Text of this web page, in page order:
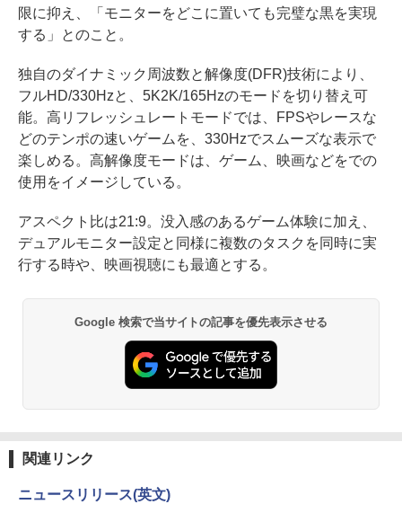
限に抑え、「モニターをどこに置いても完璧な黒を実現
する」とのこと。
独自のダイナミック周波数と解像度(DFR)技術により、
フルHD/330Hzと、5K2K/165Hzのモードを切り替え可
能。高リフレッシュレートモードでは、FPSやレースな
どのテンポの速いゲームを、330Hzでスムーズな表示で
楽しめる。高解像度モードは、ゲーム、映画などをでの
使用をイメージしている。
アスペクト比は21:9。没入感のあるゲーム体験に加え、
デュアルモニター設定と同様に複数のタスクを同時に実
行する時や、映画視聴にも最適とする。
Google 検索で当サイトの記事を優先表示させる
関連リンク
ニュースリリース(英文)